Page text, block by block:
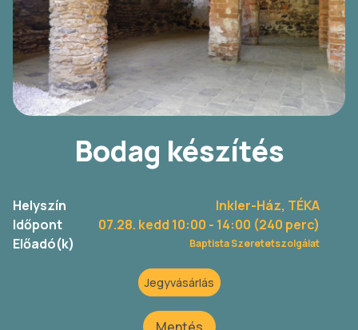
Bodag készítés
Helyszín
Inkler-Ház, TÉKA
Időpont
07.28. kedd 10:00 - 14:00 (240 perc)
Előadó(k)
Baptista Szeretetszolgálat
Jegyvásárlás